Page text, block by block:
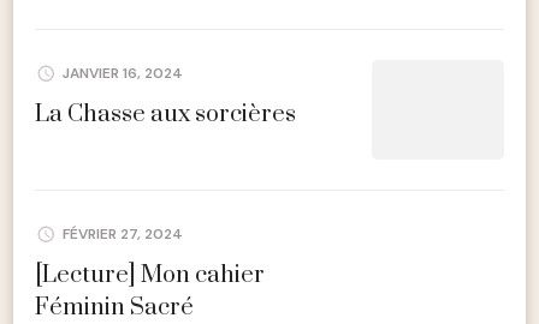
JANVIER 16, 2024
La Chasse aux sorcières
FÉVRIER 27, 2024
[Lecture] Mon cahier
Féminin Sacré